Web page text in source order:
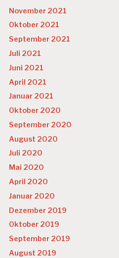
L
T
R
W
E
T
S
H
Ä
Z
U
G
November 2021
Oktober 2021
September 2021
Juli 2021
Juni 2021
April 2021
Januar 2021
Oktober 2020
September 2020
August 2020
Juli 2020
Mai 2020
April 2020
Januar 2020
Dezember 2019
Oktober 2019
September 2019
August 2019